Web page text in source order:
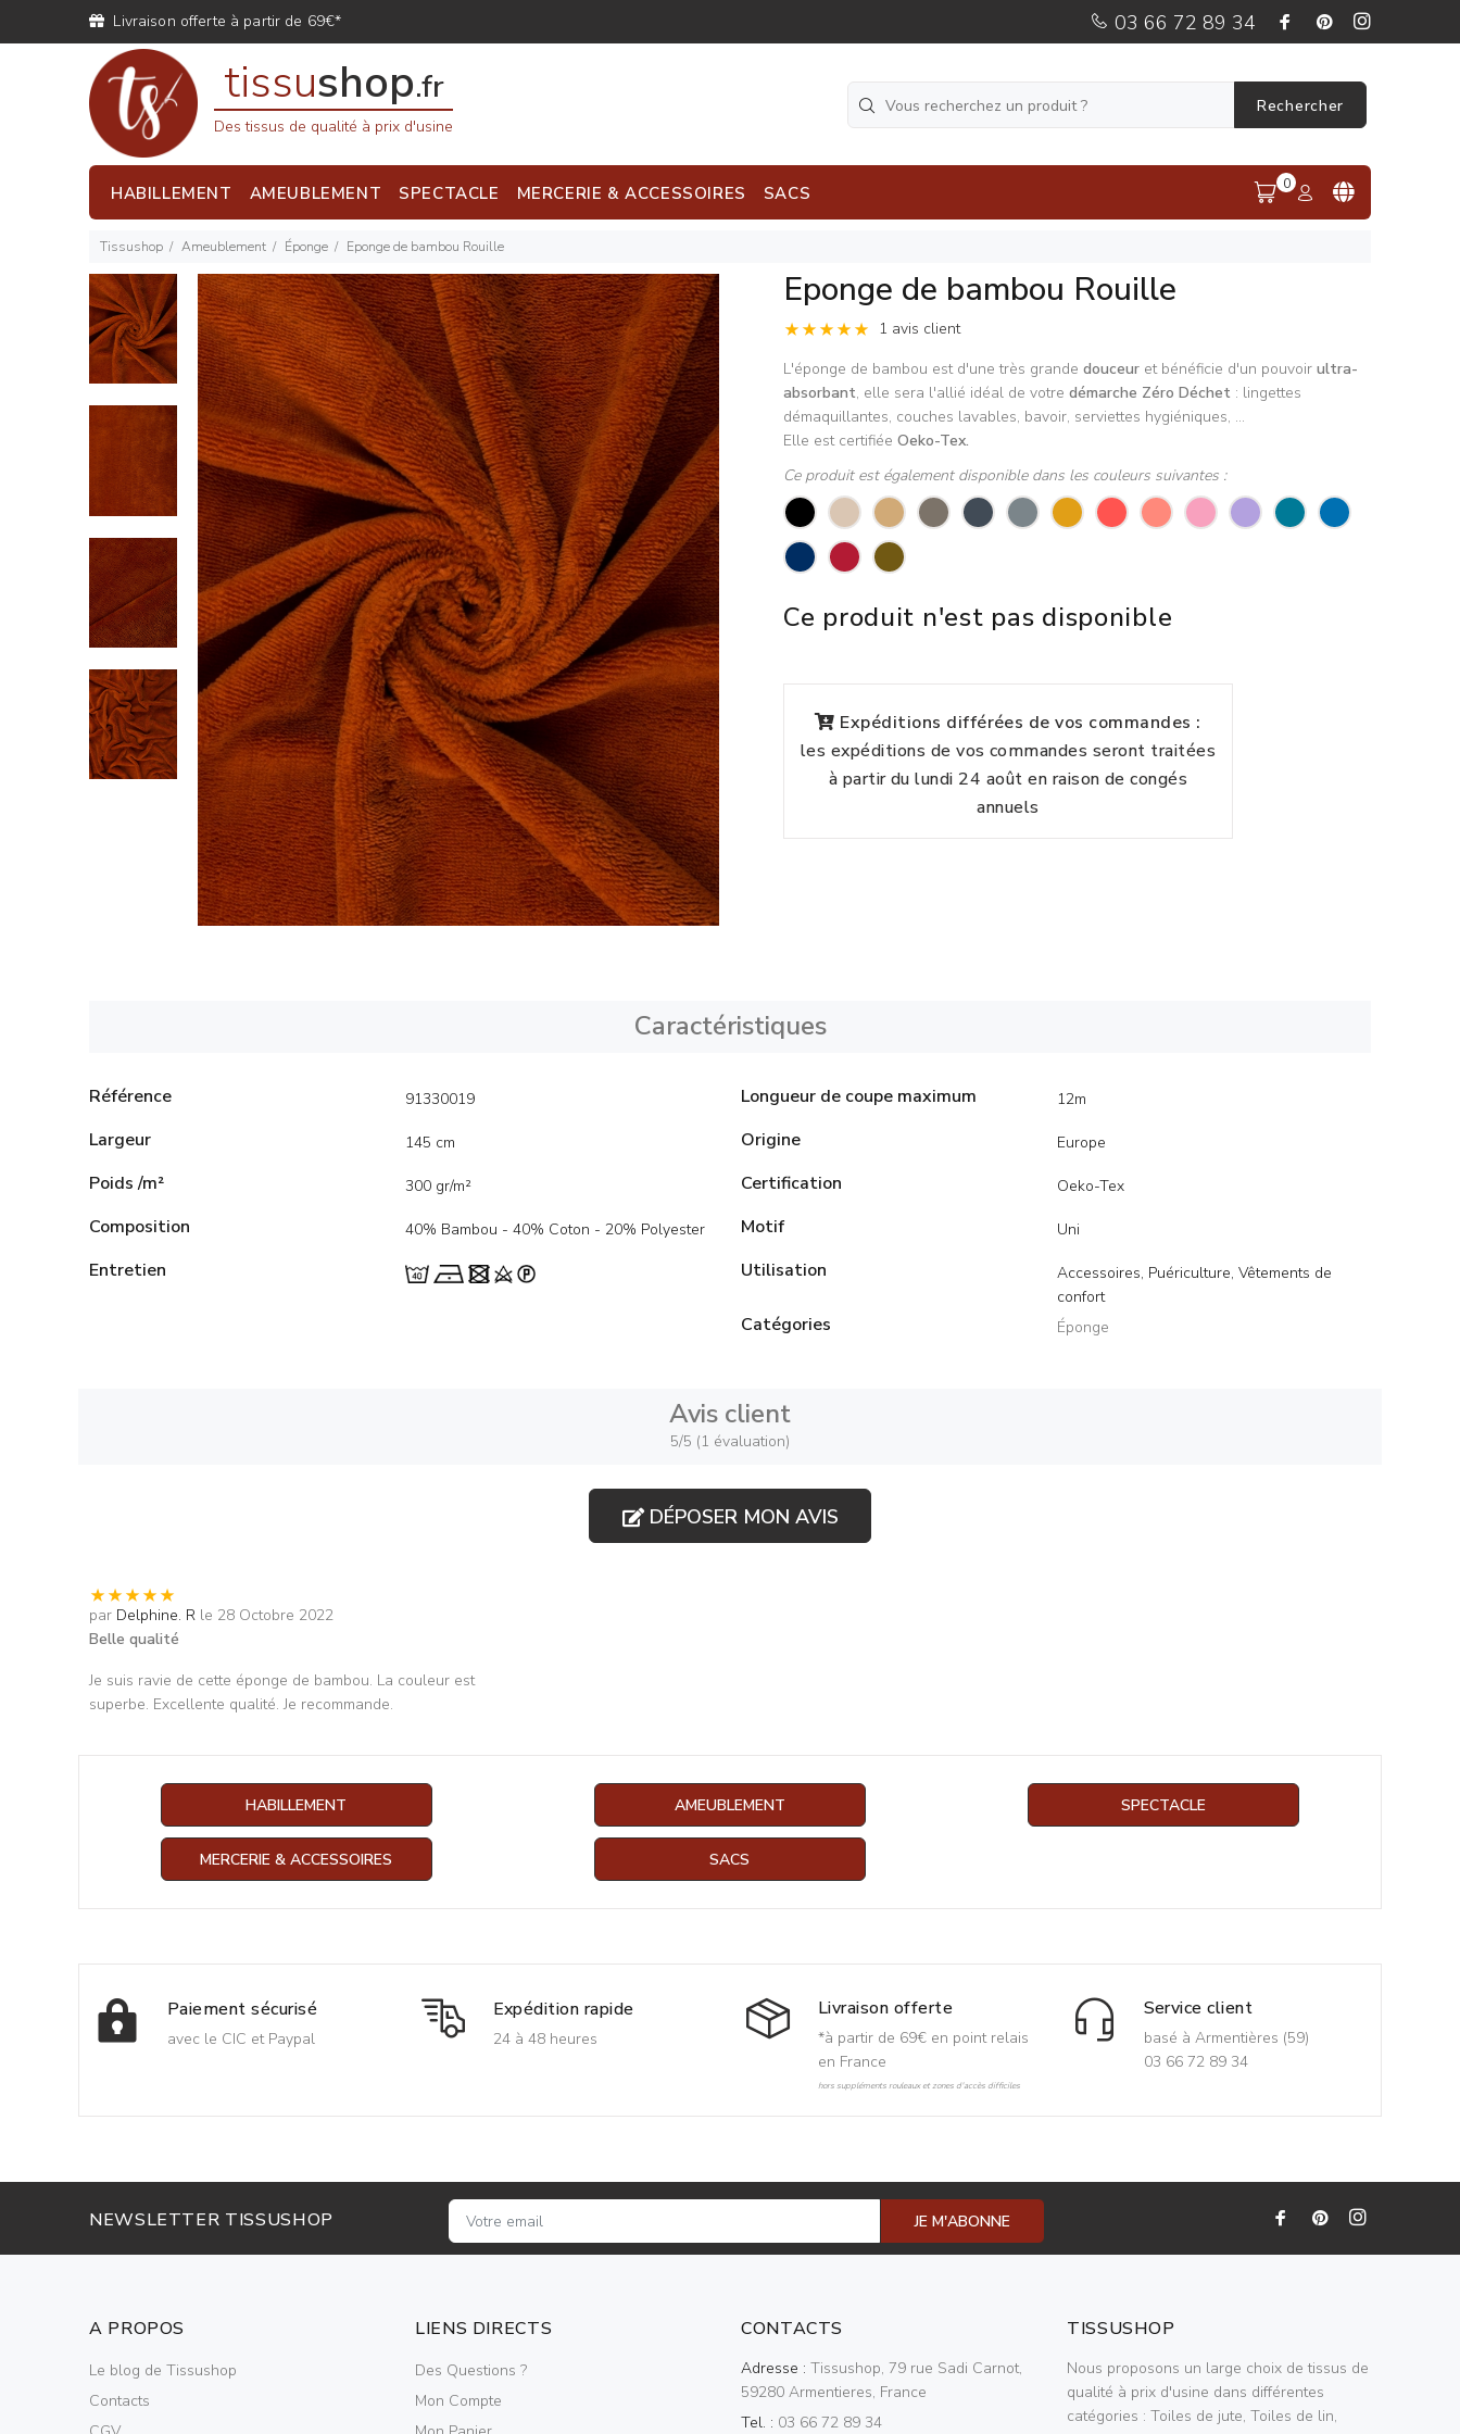
Livraison offerte à partir de 69€* 03 66 72 89 34
tissushop.fr
Des tissus de qualité à prix d'usine
Rechercher
HABILLEMENT AMEUBLEMENT SPECTACLE MERCERIE & ACCESSOIRES SACS 0
Tissushop Ameublement Éponge Eponge de bambou Rouille
Eponge de bambou Rouille
1 avis client
L'éponge de bambou est d'une très grande douceur et bénéficie d'un pouvoir ultra-
absorbant, elle sera l'allié idéal de votre démarche Zéro Déchet : lingettes
démaquillantes, couches lavables, bavoir, serviettes hygiéniques, ...
Elle est certifiée Oeko-Tex.
Ce produit est également disponible dans les couleurs suivantes :
Ce produit n'est pas disponible
Expéditions différées de vos commandes :
les expéditions de vos commandes seront traitées
à partir du lundi 24 août en raison de congés
annuels
Caractéristiques
Référence 91330019
Largeur 145 cm
Poids /m² 300 gr/m²
Composition 40% Bambou - 40% Coton - 20% Polyester
Entretien
Longueur de coupe maximum 12m
Origine Europe
Certification Oeko-Tex
Motif Uni
Utilisation
Accessoires, Puériculture, Vêtements de
confort
Catégories Éponge
Avis client
5/5 (1 évaluation)
DÉPOSER MON AVIS
par Delphine. R le 28 Octobre 2022
Belle qualité
Je suis ravie de cette éponge de bambou. La couleur est
superbe. Excellente qualité. Je recommande.
HABILLEMENT AMEUBLEMENT SPECTACLE
MERCERIE & ACCESSOIRES SACS
Paiement sécurisé
avec le CIC et Paypal
Expédition rapide
24 à 48 heures
Livraison offerte
*à partir de 69€ en point relais
en France
hors suppléments rouleaux et zones d'accès difficiles
Service client
basé à Armentières (59)
03 66 72 89 34
NEWSLETTER TISSUSHOP JE M'ABONNE
A PROPOS
Le blog de Tissushop
Contacts
LIENS DIRECTS
Des Questions ?
Mon Compte
CONTACTS
Adresse : Tissushop, 79 rue Sadi Carnot,
59280 Armentieres, France
Tel. : 03 66 72 89 34
TISSUSHOP
Nous proposons un large choix de tissus de
qualité à prix d'usine dans différentes
catégories : Toiles de jute, Toiles de lin,